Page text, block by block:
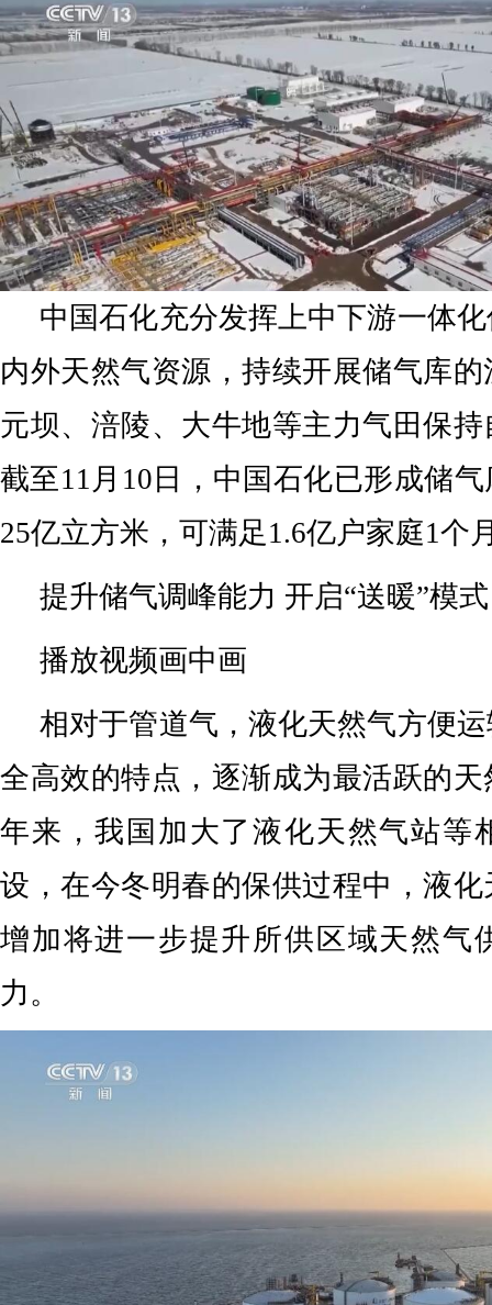
中国石化充分发挥上中下游一体
内外天然气资源，持续开展储气库
元坝、涪陵、大牛地等主力气田保
截至11月10日，中国石化已形成储
25亿立方米，可满足1.6亿户家庭1个
提升储气调峰能力 开启“送暖”模式
播放视频画中画
相对于管道气，液化天然气方便
全高效的特点，逐渐成为最活跃的
年来，我国加大了液化天然气站等
设，在今冬明春的保供过程中，液
增加将进一步提升所供区域天然气
力。